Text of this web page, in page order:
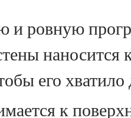
и ровную
наносится
его
к